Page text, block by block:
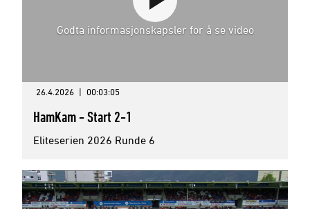
Godta informasjonskapsler for å se video
26.4.2026 | 00:03:05
HamKam - Start 2-1
Eliteserien 2026 Runde 6